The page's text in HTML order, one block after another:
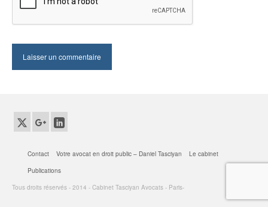
Contact Votre avocat en droit public – Daniel Tasciyan
Le cabinet
Publications
Tous droits réservés - 2014 - Cabinet Tasciyan Avocats - Paris-